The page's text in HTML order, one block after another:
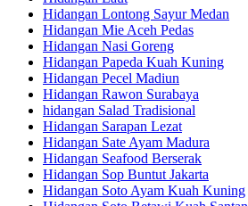
Hidangan Lontong Sayur Medan
Hidangan Mie Aceh Pedas
Hidangan Nasi Goreng
Hidangan Papeda Kuah Kuning
Hidangan Pecel Madiun
Hidangan Rawon Surabaya
hidangan Salad Tradisional
Hidangan Sarapan Lezat
Hidangan Sate Ayam Madura
Hidangan Seafood Berserak
Hidangan Sop Buntut Jakarta
Hidangan Soto Ayam Kuah Kuning